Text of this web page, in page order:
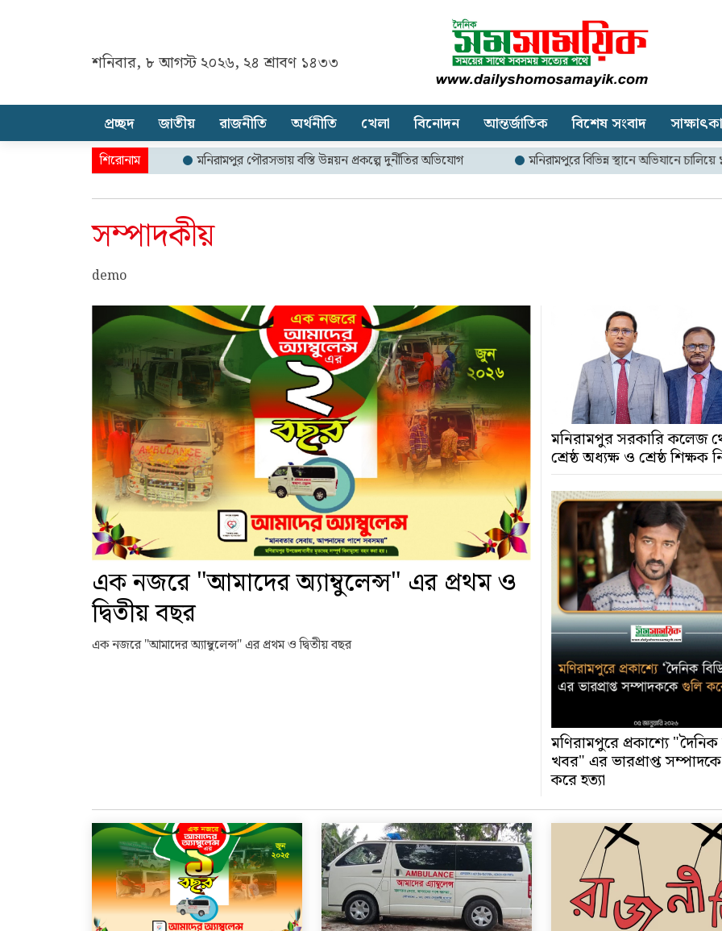
শনিবার, ৮ আগস্ট ২০২৬, ২৪ শ্রাবণ ১৪৩৩
প্রচ্ছদ জাতীয় রাজনীতি অর্থনীতি খেলা বিনোদন আন্তর্জাতিক বিশেষ সংবাদ
মনিরামপুর পৌরসভায় বস্তি উন্নয়ন প্রকল্পে দুর্নীতির অভিযোগ মনিরামপুরে বিভিন্ন স্থানে অভিযানে চালিয়ে ১৩
সম্পাদকীয়
demo
এক নজরে "আমাদের অ্যাম্বুলেন্স" এর প্রথম ও
দ্বিতীয় বছর
এক নজরে "আমাদের অ্যাম্বুলেন্স" এর প্রথম ও দ্বিতীয় বছর
মনিরামপুর সরকারি কলেজ
শ্রেষ্ঠ অধ্যক্ষ ও শ্রেষ্ঠ শিক্ষক
মণিরামপুরে প্রকাশ্যে "দৈনিক
খবর" এর ভারপ্রাপ্ত
করে হত্যা